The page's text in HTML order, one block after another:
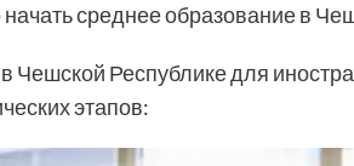
среднее образование в
Республике для
этапов: